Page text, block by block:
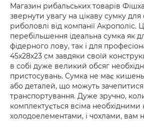
Магазин рибальських товарів
звернути увагу на цікаву сумку для
риболовлі від компанії Акрополіс.
перебільшення ідеальна сумка як
фідерного лову, так і для
45х28х23 см завдяки своїй
в собі дуже великий обсяг
пристосувань. Сумка не має
або деталей, що можуть зачепитися
транспортування. Дуже зручно,
комплектується всіма
холодоелементами, і чохлами, вам